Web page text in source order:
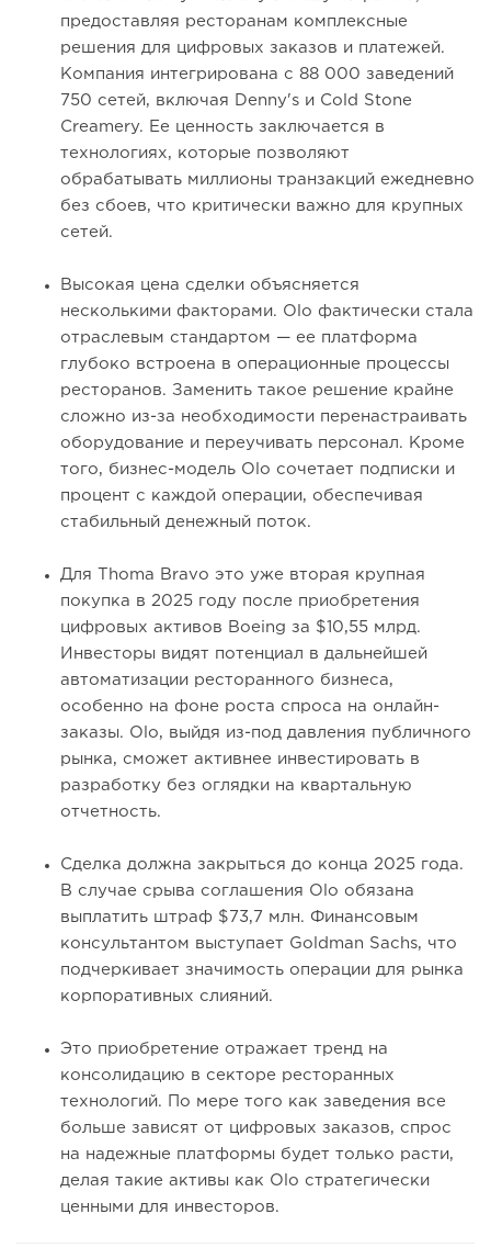
предоставляя ресторанам комплексные
решения для цифровых заказов и платежей.
Компания интегрирована с 88 000 заведений
750 сетей, включая Denny's и Cold Stone
Creamery. Ее ценность заключается в
технологиях, которые позволяют
обрабатывать миллионы транзакций ежедневно
без сбоев, что критически важно для крупных
сетей.
Высокая цена сделки объясняется
несколькими факторами. Olo фактически стала
отраслевым стандартом — ее платформа
глубоко встроена в операционные процессы
ресторанов. Заменить такое решение крайне
сложно из-за необходимости перенастраивать
оборудование и переучивать персонал. Кроме
того, бизнес-модель Olo сочетает подписки и
процент с каждой операции, обеспечивая
стабильный денежный поток.
Для Thoma Bravo это уже вторая крупная
покупка в 2025 году после приобретения
цифровых активов Boeing за $10,55 млрд.
Инвесторы видят потенциал в дальнейшей
автоматизации ресторанного бизнеса,
особенно на фоне роста спроса на онлайн-
заказы. Olo, выйдя из-под давления публичного
рынка, сможет активнее инвестировать в
разработку без оглядки на квартальную
отчетность.
Сделка должна закрыться до конца 2025 года.
В случае срыва соглашения Olo обязана
выплатить штраф $73,7 млн. Финансовым
консультантом выступает Goldman Sachs, что
подчеркивает значимость операции для рынка
корпоративных слияний.
Это приобретение отражает тренд на
консолидацию в секторе ресторанных
технологий. По мере того как заведения все
больше зависят от цифровых заказов, спрос
на надежные платформы будет только расти,
делая такие активы как Olo стратегически
ценными для инвесторов.